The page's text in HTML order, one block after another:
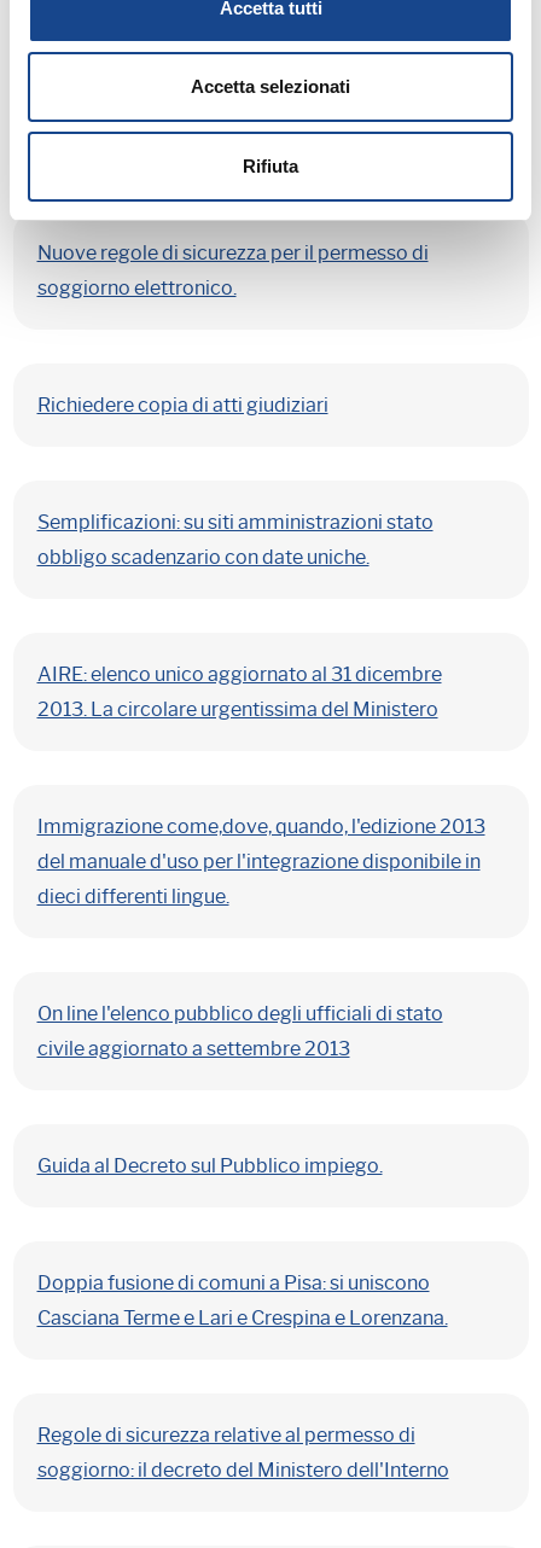
Accetta tutti
Accetta selezionati
Rifiuta
Amministratore di Sostegno.
AIRE, circolare del Ministero dell'Interno.
Nuove regole di sicurezza per il permesso di
soggiorno elettronico.
Richiedere copia di atti giudiziari
Semplificazioni: su siti amministrazioni stato
obbligo scadenzario con date uniche.
AIRE: elenco unico aggiornato al 31 dicembre
2013. La circolare urgentissima del Ministero
Immigrazione come,dove, quando, l'edizione 2013
del manuale d'uso per l'integrazione disponibile in
dieci differenti lingue.
On line l'elenco pubblico degli ufficiali di stato
civile aggiornato a settembre 2013
Guida al Decreto sul Pubblico impiego.
Doppia fusione di comuni a Pisa: si uniscono
Casciana Terme e Lari e Crespina e Lorenzana.
Regole di sicurezza relative al permesso di
soggiorno: il decreto del Ministero dell'Interno